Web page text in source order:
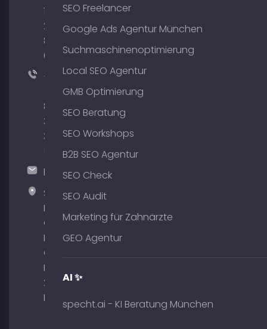
176
204
801
64
+49
89
380
375
hallo@timospecht.de
Specht
Marketing
GmbH –
Palais am
Obelisk
Briennerstr.
29 80333
München
SEO Freelancer
Google Ads Agentur München
Suchmaschinenoptimierung
Local SEO Agentur
GMB Optimierung
SEO Beratung
SEO Workshops
B2B SEO Agentur
SEO Check
SEO Audit
Marketing für Zahnärzte
GEO Agentur
AI ✨
specht.ai - KI Beratung München